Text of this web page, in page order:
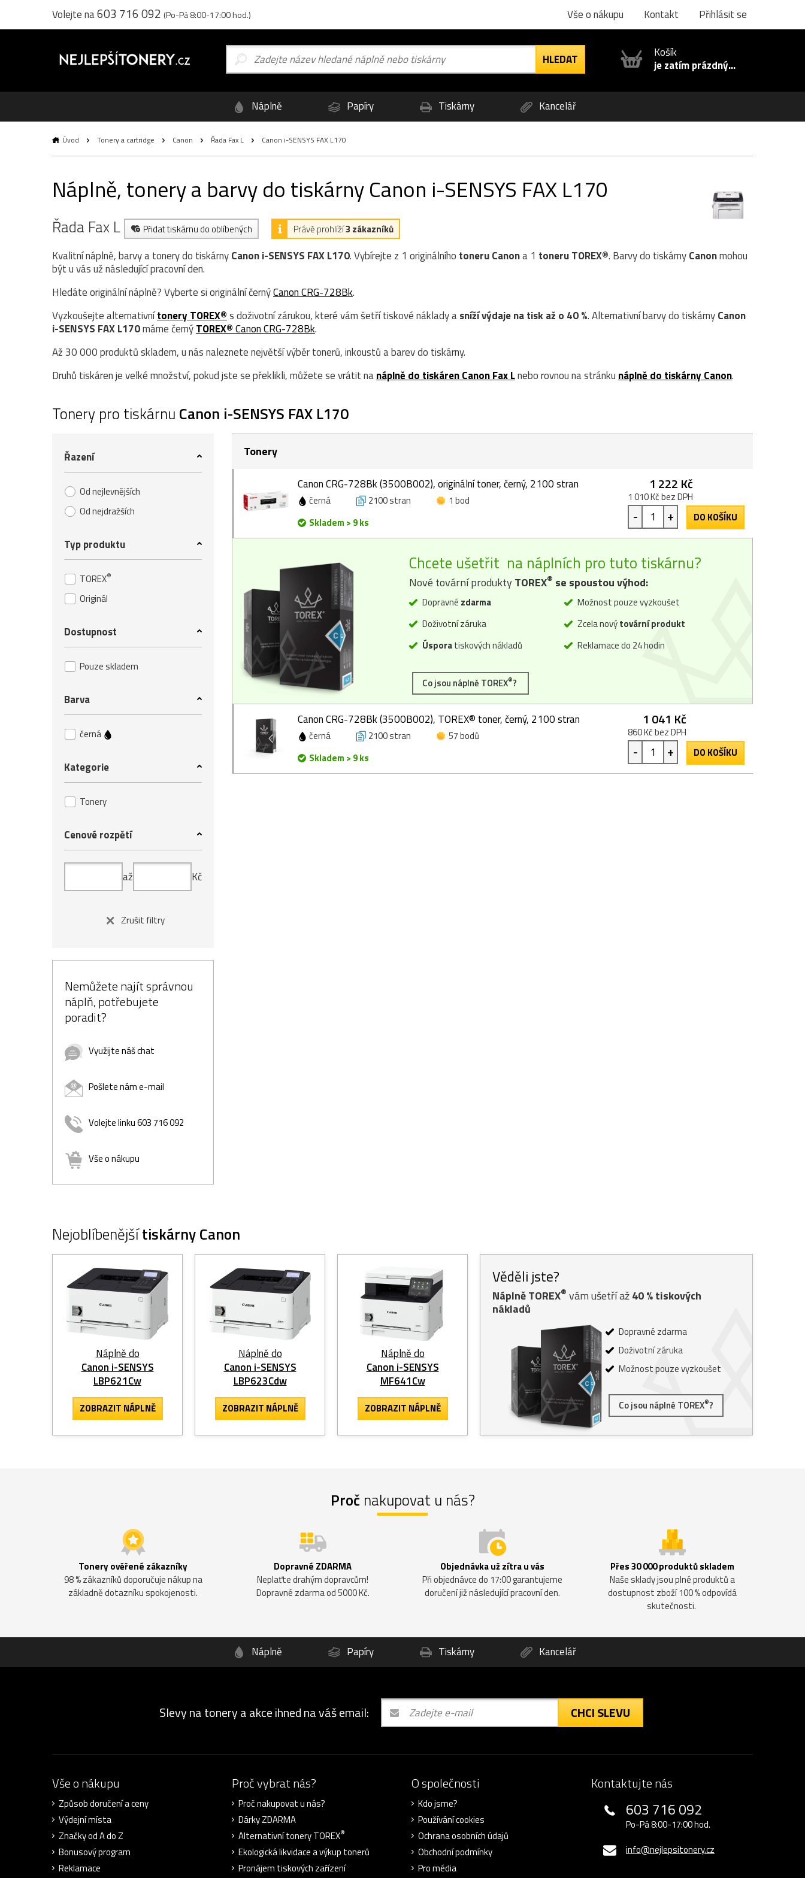
Volejte na603 716 092 (Po-Pá 8:00-17:00 hod.) Vše o nákupu Kontakt Přihlásit se
Košík
je zatím prázdný...
Náplně Papíry Tiskárny Kancelář
Úvod Tonery a cartridge Canon Řada Fax L Canon i-SENSYS FAX L170
Náplně, tonery a barvy do tiskárny Canon i-SENSYS FAX L170
Řada Fax L Přidat tiskárnu do oblíbených Právě prohlíží3 zákazníků
Kvalitní náplně, barvy a tonery do tiskárnyCanon i-SENSYS FAX L170. Vybírejte z 1 originálního toneruCanona 1 toneru TOREX®. Barvy do tiskárnyCanonmohou
být u vás už následující pracovní den.
Hledáte originální náplně? Vyberte si originální černýCanon CRG-728Bk.
Vyzkoušejte alternativnítonery TOREX®s doživotní zárukou, které vám šetří tiskové náklady asníží výdaje na tisk až o 40 %. Alternativní barvy do tiskárnyCanon
i-SENSYS FAX L170máme černýTOREX®Canon CRG-728Bk.
Až 30 000 produktů skladem, u nás naleznete největší výběr tonerů, inkoustů a barev do tiskárny.
Druhů tiskáren je velké množství, pokud jste se překlikli, můžete se vrátit nanáplně do tiskáren Canon Fax Lnebo rovnou na stránku náplně do tiskárny Canon.
Tonery pro tiskárnu Canon i-SENSYS FAX L170
Řazení
Od nejlevnějších
Od nejdražších
Typ produktu
TOREX®
Originál
Dostupnost
Pouze skladem
Barva
černá
Kategorie
Tonery
Cenové rozpětí
až Kč
Zrušit filtry
Nemůžete najít správnou
náplň, potřebujete
poradit?
Využijte náš chat
Pošlete nám e-mail
Volejte linku 603 716 092
Vše o nákupu
Tonery
Canon CRG-728Bk (3500B002), originální toner, černý, 2100 stran
černá 2100 stran
1 bod
Skladem > 9 ks
1 222 Kč
1 010 Kč bez DPH
- + DO KOŠÍKU
Chcete ušetřit na náplních pro tuto tiskárnu?
Nové tovární produktyTOREX® se spoustou výhod:
Dopravné zdarma
Doživotní záruka
Úsporatiskových nákladů
Možnost pouze vyzkoušet
Zcela novýtovární produkt
Reklamace do 24 hodin
Co jsou náplně TOREX®?
Canon CRG-728Bk (3500B002), TOREX® toner, černý, 2100 stran
černá 2100 stran
57 bodů
Skladem > 9 ks
1 041 Kč
860 Kč bez DPH
- + DO KOŠÍKU
Nejoblíbenějšítiskárny Canon
Náplně do
Canon i-SENSYS
LBP621Cw
ZOBRAZITNÁPLNĚ
Náplně do
Canon i-SENSYS
LBP623Cdw
ZOBRAZITNÁPLNĚ
Náplně do
Canon i-SENSYS
MF641Cw
ZOBRAZITNÁPLNĚ
Věděli jste?
Náplně TOREX® vám ušetří až40% tiskových
nákladů
Dopravné zdarma
Doživotní záruka
Možnost pouze vyzkoušet
Co jsou náplně TOREX®?
Proč nakupovat u nás?
Tonery ověřené zákazníky
98 % zákazníků doporučuje nákup na
základně dotazníku spokojenosti.
Dopravné ZDARMA
Neplaťte drahým dopravcům!
Dopravné zdarma od 5000 Kč.
Objednávka už zítra u vás
Při objednávce do 17:00 garantujeme
doručení již následující pracovní den.
Přes 30 000 produktů skladem
Naše sklady jsou plné produktů a
dostupnost zboží 100 % odpovídá
skutečnosti.
Náplně Papíry Tiskárny Kancelář
Slevy na tonery a akce ihned na váš email: CHCI SLEVU
Vše o nákupu
Způsob doručení a ceny
Výdejní místa
Značky od A do Z
Bonusový program
Reklamace
Proč vybrat nás?
Proč nakupovat u nás?
Dárky ZDARMA
Alternativní tonery TOREX®
Ekologická likvidace a výkup tonerů
Pronájem tiskových zařízení
O společnosti
Kdo jsme?
Používání cookies
Ochrana osobních údajů
Obchodní podmínky
Pro média
Kontaktujte nás
603 716 092
Po-Pá 8:00-17:00 hod.
info@nejlepsitonery.cz